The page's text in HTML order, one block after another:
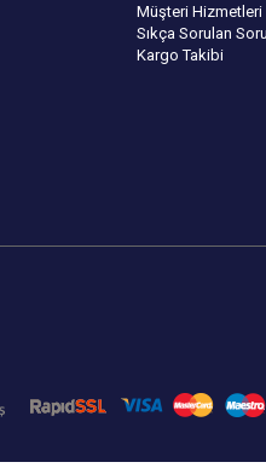
Müşteri Hizmetleri
Sıkça Sorulan
Kargo Takibi